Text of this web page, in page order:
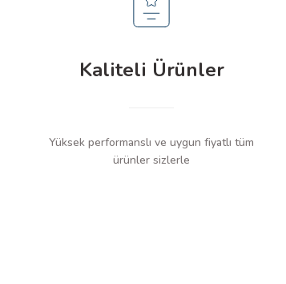
Kaliteli Ürünler
Yüksek performanslı ve uygun fiyatlı tüm
ürünler sizlerle